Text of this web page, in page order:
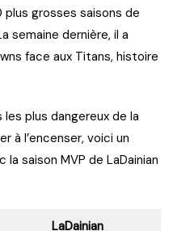
plus grosses saisons de
semaine dernière, il a
face aux Titans, histoire
plus dangereux de la
à l’encenser, voici un
saison MVP de LaDainian
LaDainian